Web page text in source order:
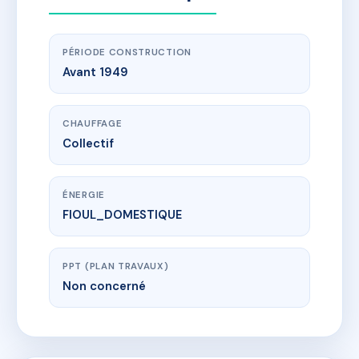
PÉRIODE CONSTRUCTION
Avant 1949
CHAUFFAGE
Collectif
ÉNERGIE
FIOUL_DOMESTIQUE
PPT (PLAN TRAVAUX)
Non concerné